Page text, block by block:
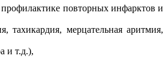
повторных инфарктов и
тахикардия, мерцательная аритмия,
и т.д.),